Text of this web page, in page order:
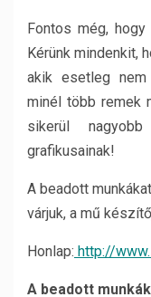
Fontos még,
Kérünk mindenkit,
akik esetleg nem
minél több remek
sikerül
grafikusainak!
A beadott
várjuk, a mű
Honlap: http://
A beadott